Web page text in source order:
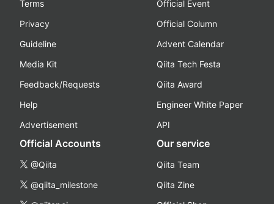
Terms
Privacy
Guideline
Media Kit
Feedback/Requests
Help
Advertisement
Official Event
Official Column
Advent Calendar
Qiita Tech Festa
Qiita Award
Engineer White Paper
API
Official Accounts
@Qiita
@qiita_milestone
Our service
Qiita Team
Qiita Zine